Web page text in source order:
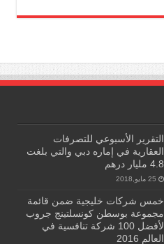
التقرير الأسبوعي للتصرفات
العقارية في إماره دبي والتي بلغت
4.8 مليار درهم
25 مايو,2018
خمس شركات خليجية ضمن قائمة
مجموعة بوسطن كونسلتينج جروب
لأفضل 100 شركة تنافسية في
العالم 2016